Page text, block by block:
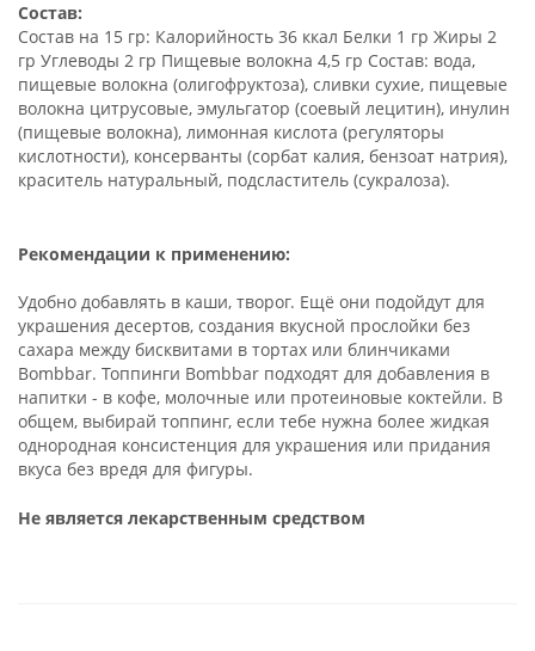
Состав:
Состав на 15 гр: Калорийность 36 ккал Белки 1 гр Жиры 2
гр Углеводы 2 гр Пищевые волокна 4,5 гр Состав: вода,
пищевые волокна (олигофруктоза), сливки сухие, пищевые
волокна цитрусовые, эмульгатор (соевый лецитин), инулин
(пищевые волокна), лимонная кислота (регуляторы
кислотности), консерванты (сорбат калия, бензоат натрия),
краситель натуральный, подсластитель (сукралоза).
Рекомендации к применению:
Удобно добавлять в каши, творог. Ещё они подойдут для
украшения десертов, создания вкусной прослойки без
сахара между бисквитами в тортах или блинчиками
Bombbar. Топпинги Bombbar подходят для добавления в
напитки - в кофе, молочные или протеиновые коктейли. В
общем, выбирай топпинг, если тебе нужна более жидкая
однородная консистенция для украшения или придания
вкуса без вредя для фигуры.
Не является лекарственным средством